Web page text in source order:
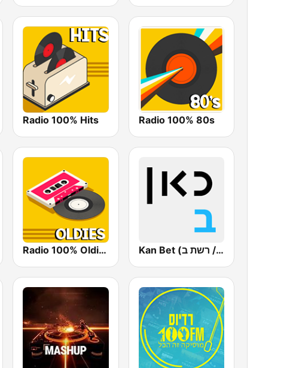
Radio 100% Hits Radio 100% 80s
Radio 100% Oldies Kan Bet (כאן ב' / רשת ב')